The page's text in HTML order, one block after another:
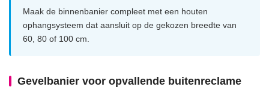
Maak de binnenbanier compleet met een houten
ophangsysteem dat aansluit op de gekozen breedte van
60, 80 of 100 cm.
Gevelbanier voor opvallende buitenreclame